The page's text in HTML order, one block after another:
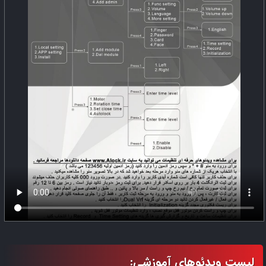
تولید شده که سبب افزایش طول عمر این محصول در مقایسه با دیگر
محصولات موجود در بازار شده است. بدنه این دستگیره، از قطعات کاملا
فلزی ساخته شده که از استقامت بی نظیری برخوردار است. این دستگیره
هوشمند دارای قابلیت ذخیره 100 نفر اثرانگشت و تعداد 200 نفر رمز و
کارت مستقیم (آفلاین) و بیش از یک میلیون نفر کاربر آنلاین را دارد.
گزارش ورود و خروج افراد با ذکر تاریخ و ساعت دقیق تردد، کار با موبایل،
بررسی و کنترل ترددها بر روی موبایل و رمز های یک بار مصرف زمان دار
برای کاربران با سطوح دسترسی مختلف مانند پرستار کودک، سرایدار،
کارمندان با بازه های قراردادی مختلف، رمزهای با تابع خیالی برای
جلوگیری از هک شدن توسط دیگران، تائید ورود دو مرحله ای و ... یکی
دیگر از امکانات این محصول می باشند.